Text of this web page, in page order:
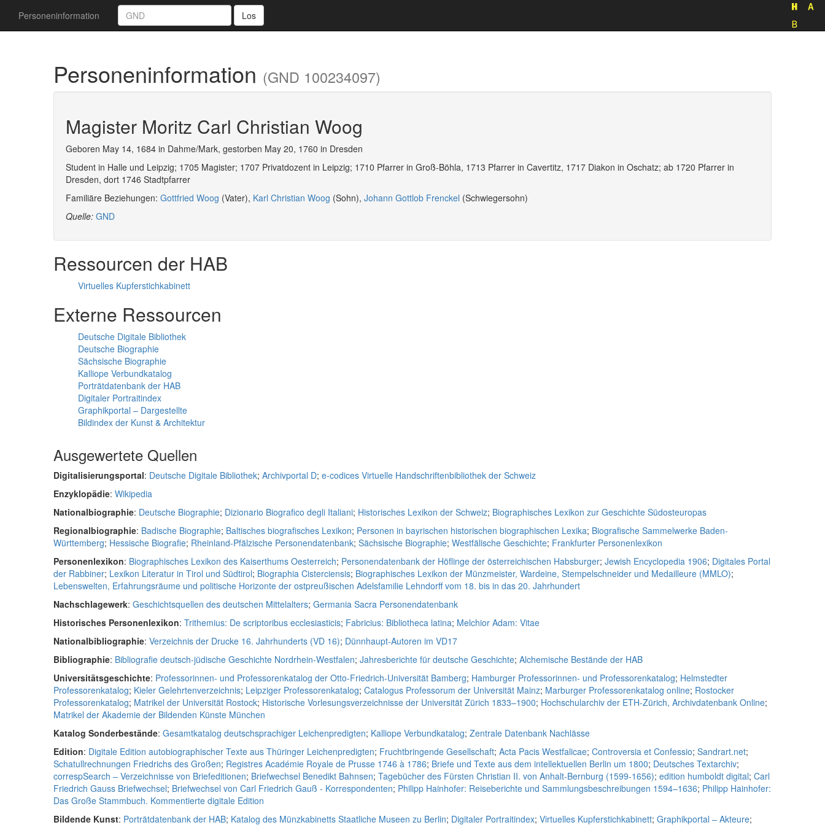
Personeninformation Los
Personeninformation (GND 100234097)
Magister Moritz Carl Christian Woog
Geboren May 14, 1684 in Dahme/Mark, gestorben May 20, 1760 in Dresden
Student in Halle und Leipzig; 1705 Magister; 1707 Privatdozent in Leipzig; 1710 Pfarrer in Groß-Böhla, 1713 Pfarrer in Cavertitz, 1717 Diakon in Oschatz; ab 1720 Pfarrer in
Dresden, dort 1746 Stadtpfarrer
Familiäre Beziehungen: Gottfried Woog (Vater), Karl Christian Woog (Sohn), Johann Gottlob Frenckel (Schwiegersohn)
Quelle: GND
Ressourcen der HAB
Virtuelles Kupferstichkabinett
Externe Ressourcen
Deutsche Digitale Bibliothek
Deutsche Biographie
Sächsische Biographie
Kalliope Verbundkatalog
Porträtdatenbank der HAB
Digitaler Portraitindex
Graphikportal – Dargestellte
Bildindex der Kunst & Architektur
Ausgewertete Quellen
Digitalisierungsportal: Deutsche Digitale Bibliothek; Archivportal D; e-codices Virtuelle Handschriftenbibliothek der Schweiz
Enzyklopädie: Wikipedia
Nationalbiographie: Deutsche Biographie; Dizionario Biografico degli Italiani; Historisches Lexikon der Schweiz; Biographisches Lexikon zur Geschichte Südosteuropas
Regionalbiographie: Badische Biographie; Baltisches biografisches Lexikon; Personen in bayrischen historischen biographischen Lexika; Biografische Sammelwerke Baden-
Württemberg; Hessische Biografie; Rheinland-Pfälzische Personendatenbank; Sächsische Biographie; Westfälische Geschichte; Frankfurter Personenlexikon
Personenlexikon: Biographisches Lexikon des Kaiserthums Oesterreich; Personendatenbank der Höflinge der österreichischen Habsburger; Jewish Encyclopedia 1906; Digitales Portal
der Rabbiner; Lexikon Literatur in Tirol und Südtirol; Biographia Cisterciensis; Biographisches Lexikon der Münzmeister, Wardeine, Stempelschneider und Medailleure (MMLO);
Lebenswelten, Erfahrungsräume und politische Horizonte der ostpreußischen Adelsfamilie Lehndorff vom 18. bis in das 20. Jahrhundert
Nachschlagewerk: Geschichtsquellen des deutschen Mittelalters; Germania Sacra Personendatenbank
Historisches Personenlexikon: Trithemius: De scriptoribus ecclesiasticis; Fabricius: Bibliotheca latina; Melchior Adam: Vitae
Nationalbibliographie: Verzeichnis der Drucke 16. Jahrhunderts (VD 16); Dünnhaupt-Autoren im VD17
Bibliographie: Bibliografie deutsch-jüdische Geschichte Nordrhein-Westfalen; Jahresberichte für deutsche Geschichte; Alchemische Bestände der HAB
Universitätsgeschichte: Professorinnen- und Professorenkatalog der Otto-Friedrich-Universität Bamberg; Hamburger Professorinnen- und Professorenkatalog; Helmstedter
Professorenkatalog; Kieler Gelehrtenverzeichnis; Leipziger Professorenkatalog; Catalogus Professorum der Universität Mainz; Marburger Professorenkatalog online; Rostocker
Professorenkatalog; Matrikel der Universität Rostock; Historische Vorlesungsverzeichnisse der Universität Zürich 1833–1900; Hochschularchiv der ETH-Zürich, Archivdatenbank Online;
Matrikel der Akademie der Bildenden Künste München
Katalog Sonderbestände: Gesamtkatalog deutschsprachiger Leichenpredigten; Kalliope Verbundkatalog; Zentrale Datenbank Nachlässe
Edition: Digitale Edition autobiographischer Texte aus Thüringer Leichenpredigten; Fruchtbringende Gesellschaft; Acta Pacis Westfalicae; Controversia et Confessio; Sandrart.net;
Schatullrechnungen Friedrichs des Großen; Registres Académie Royale de Prusse 1746 à 1786; Briefe und Texte aus dem intellektuellen Berlin um 1800; Deutsches Textarchiv;
correspSearch – Verzeichnisse von Briefeditionen; Briefwechsel Benedikt Bahnsen; Tagebücher des Fürsten Christian II. von Anhalt-Bernburg (1599-1656); edition humboldt digital; Carl
Friedrich Gauss Briefwechsel; Briefwechsel von Carl Friedrich Gauß - Korrespondenten; Philipp Hainhofer: Reiseberichte und Sammlungsbeschreibungen 1594–1636; Philipp Hainhofer:
Das Große Stammbuch. Kommentierte digitale Edition
Bildende Kunst: Porträtdatenbank der HAB; Katalog des Münzkabinetts Staatliche Museen zu Berlin; Digitaler Portraitindex; Virtuelles Kupferstichkabinett; Graphikportal – Akteure;